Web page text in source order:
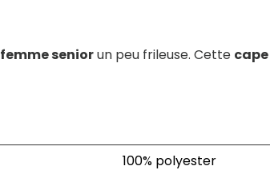
femme seniorun peu frileuse. Cette cape
100% polyester